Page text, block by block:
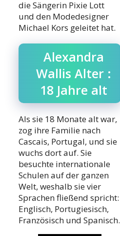
die Sängerin Pixie Lott
und den Modedesigner
Michael Kors geleitet hat.
Alexandra
Wallis Alter :
18 Jahre alt
Als sie 18 Monate alt war,
zog ihre Familie nach
Cascais, Portugal, und sie
wuchs dort auf. Sie
besuchte internationale
Schulen auf der ganzen
Welt, weshalb sie vier
Sprachen fließend spricht:
Englisch, Portugiesisch,
Französisch und Spanisch.